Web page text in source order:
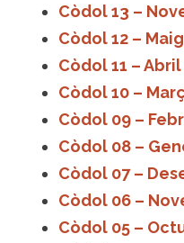
Còdol 13 –
Còdol 12 –
Còdol 11 – Abril
Còdol 10 –
Còdol 09 –
Còdol 08 –
Còdol 07 –
Còdol 06 –
Còdol 05 –